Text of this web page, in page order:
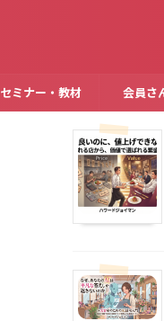
セミナー・教材 会員さ